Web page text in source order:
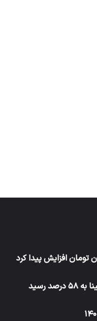
رسید